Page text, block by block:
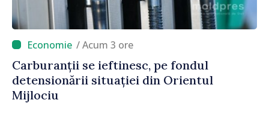
/ Acum 3 ore
Carburanții se ieftinesc, pe fondul
detensionării situației din Orientul
Mijlociu